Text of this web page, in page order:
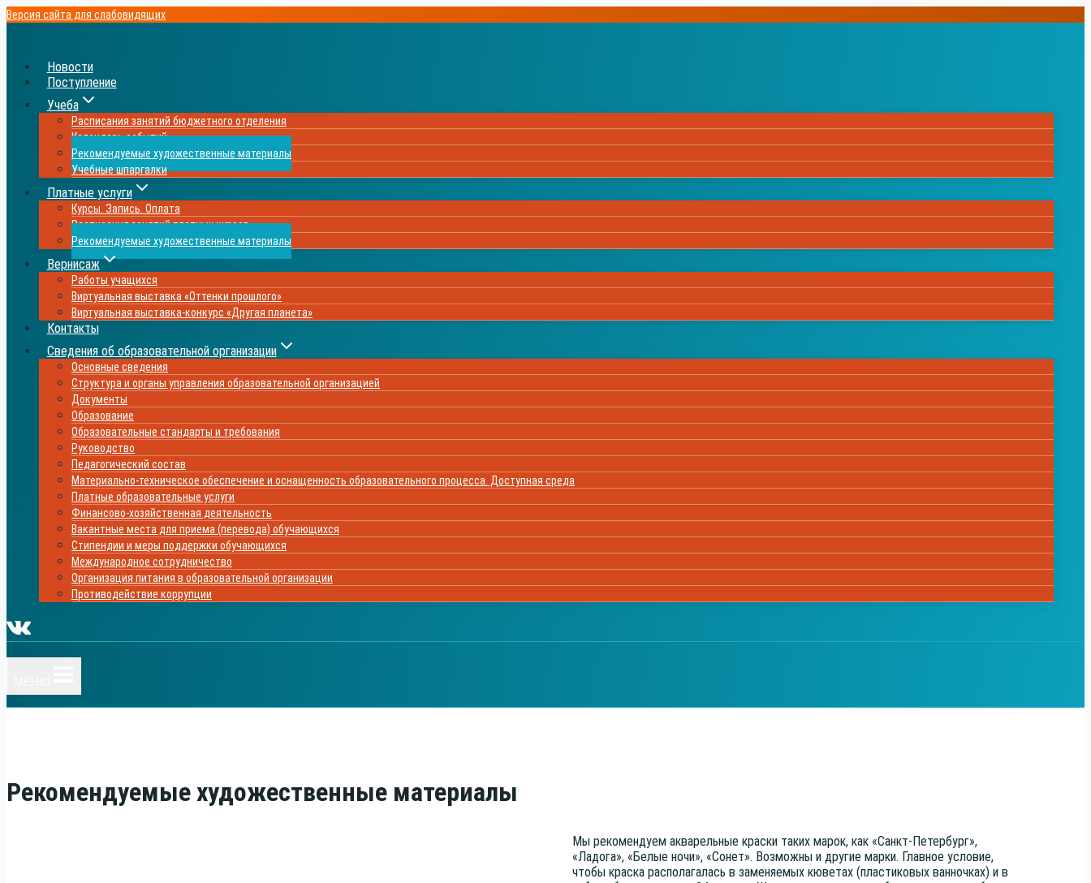
Перейти
Версия сайта для слабовидящих
Новости
Поступление
Учеба
Расписания занятий бюджетного отделения
Календарь событий
Рекомендуемые художественные материалы
Учебные шпаргалки
Платные услуги
Курсы. Запись. Оплата
Расписания занятий платных курсов
Рекомендуемые художественные материалы
Вернисаж
Работы учащихся
Виртуальная выставка «Оттенки прошлого»
Виртуальная выставка-конкурс «Другая планета»
Контакты
Сведения об образовательной организации
Основные сведения
Структура и органы управления образовательной организацией
Документы
Образование
Образовательные стандарты и требования
Руководство
Педагогический состав
Материально-техническое обеспечение и оснащенность образовательного процесса. Доступная среда
Платные образовательные услуги
Финансово-хозяйственная деятельность
Вакантные места для приема (перевода) обучающихся
Стипендии и меры поддержки обучающихся
Международное сотрудничество
Организация питания в образовательной организации
Противодействие коррупции
Рекомендуемые художественные материалы
Мы реко­мен­ду­ем аква­рель­ные крас­ки таких марок, как «Санкт-Петер­бург»,
«Ладо­га», «Белые ночи», «Сонет». Воз­мож­ны и дру­гие мар­ки. Глав­ное усло­вие,
что­бы крас­ка рас­по­ла­га­лась в заме­ня­е­мых кюве­тах (пла­сти­ко­вых ван­ноч­ках) и в